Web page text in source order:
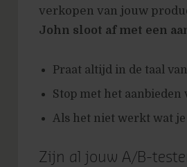
verkopen van jouw
John sloot af met een
Praat altijd in de taal
Stop met het aanbieden
Als het niet werkt wat je
Zijn al jouw A/B-